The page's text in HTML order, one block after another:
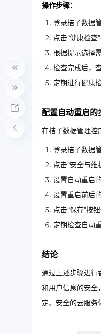
操作步骤：
登录桔子数据
点击“健康检查
根据提示选择
检查完成后，
定期进行健康
配置自动重启的
在桔子数据管理控
登录桔子数据
点击“安全与维
设置自动重启
设置重启前后
点击“保存”按钮
定期检查自动
结论
通过上述步骤进行
和用户信息的安全
定、安全的云服务